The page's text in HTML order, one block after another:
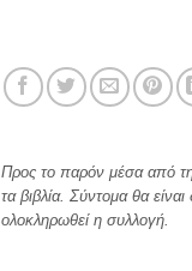
Προς το παρόν μέσα από τη
τα βιβλία. Σύντομα θα
ολοκληρωθεί η συλλογή.